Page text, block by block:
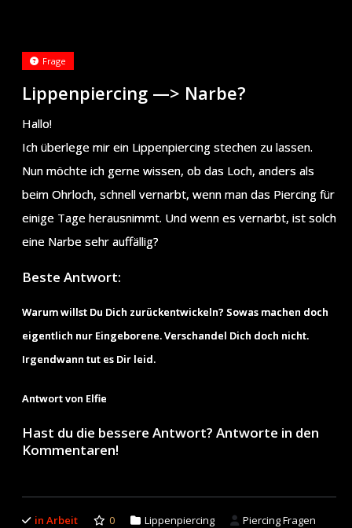
Lippenpiercing —> Narbe?
Frage
Hallo!
Ich überlege mir ein Lippenpiercing stechen zu lassen.
Nun möchte ich gerne wissen, ob das Loch, anders als
beim Ohrloch, schnell vernarbt, wenn man das Piercing für
einige Tage herausnimmt. Und wenn es vernarbt, ist solch
eine Narbe sehr auffällig?
Beste Antwort:
Warum willst Du Dich zurückentwickeln? Sowas machen doch
eigentlich nur Eingeborene. Verschandel Dich doch nicht.
Irgendwann tut es Dir leid.
Antwort von Elfie
Hast du die bessere Antwort? Antworte in den
Kommentaren!
in Arbeit 0 Lippenpiercing
Piercing Fragen